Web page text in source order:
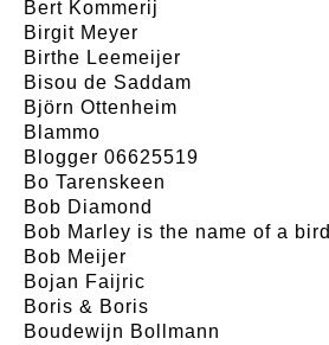
Bert Kommerij
Birgit Meyer
Birthe Leemeijer
Bisou de Saddam
Björn Ottenheim
Blammo
Blogger 06625519
Bo Tarenskeen
Bob Diamond
Bob Marley is the name of a bird
Bob Meijer
Bojan Faijric
Boris & Boris
Boudewijn Bollmann